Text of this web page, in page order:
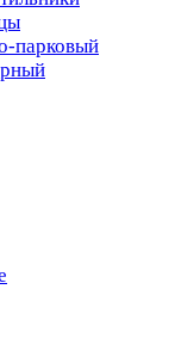
парковый